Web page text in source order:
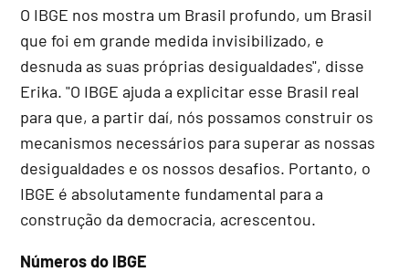
O IBGE nos mostra um Brasil profundo, um Brasil
que foi em grande medida invisibilizado, e
desnuda as suas próprias desigualdades", disse
Erika. "O IBGE ajuda a explicitar esse Brasil real
para que, a partir daí, nós possamos construir os
mecanismos necessários para superar as nossas
desigualdades e os nossos desafios. Portanto, o
IBGE é absolutamente fundamental para a
construção da democracia, acrescentou.
Números do IBGE